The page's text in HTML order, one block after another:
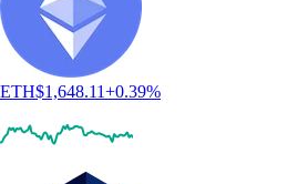
ETH$1,648.11+0.39%